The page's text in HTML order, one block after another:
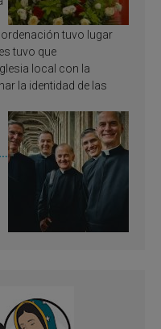
ordenación tuvo lugar
tuvo que
local con la
la identidad de las